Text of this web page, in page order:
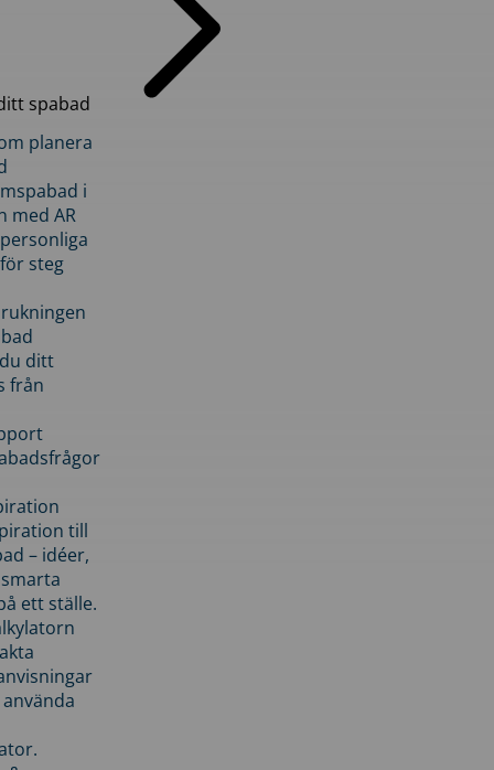
spabad
planera
i
med AR
steg
ditt
från
till
– idéer,
ett ställe.